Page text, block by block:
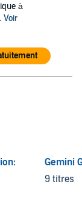
à
Voir
Gemini
9 titres